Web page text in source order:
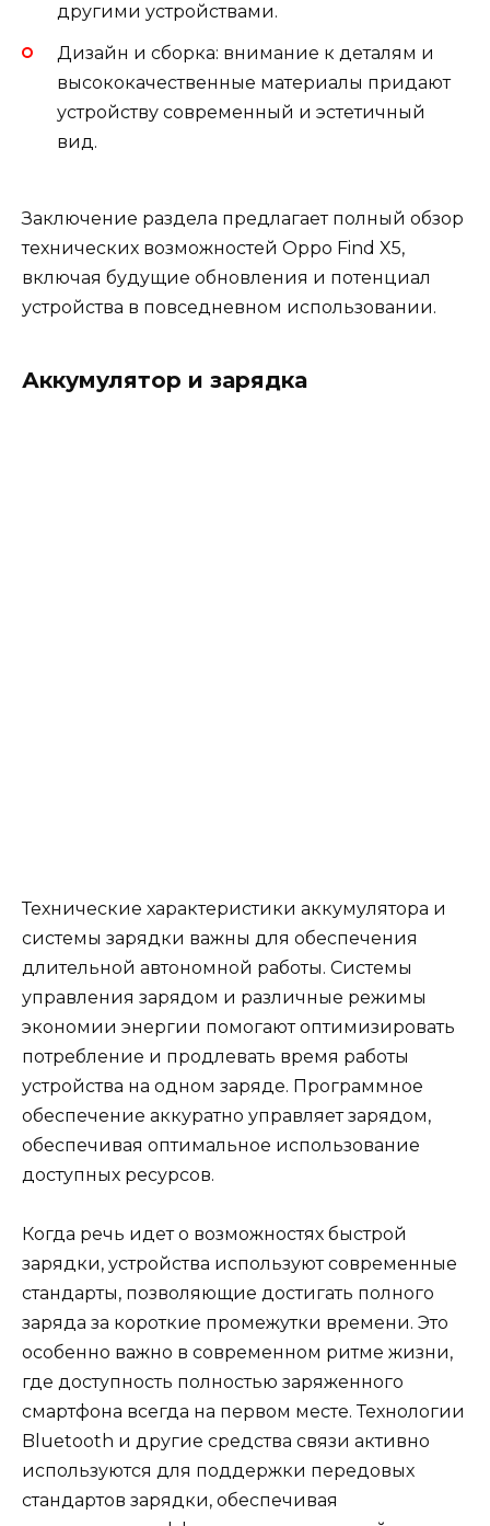
другими устройствами.
Дизайн и сборка: внимание к деталям и
высококачественные материалы придают
устройству современный и эстетичный
вид.
Заключение раздела предлагает полный обзор
технических возможностей Oppo Find X5,
включая будущие обновления и потенциал
устройства в повседневном использовании.
Аккумулятор и зарядка
Технические характеристики аккумулятора и
системы зарядки важны для обеспечения
длительной автономной работы. Системы
управления зарядом и различные режимы
экономии энергии помогают оптимизировать
потребление и продлевать время работы
устройства на одном заряде. Программное
обеспечение аккуратно управляет зарядом,
обеспечивая оптимальное использование
доступных ресурсов.
Когда речь идет о возможностях быстрой
зарядки, устройства используют современные
стандарты, позволяющие достигать полного
заряда за короткие промежутки времени. Это
особенно важно в современном ритме жизни,
где доступность полностью заряженного
смартфона всегда на первом месте. Технологии
Bluetooth и другие средства связи активно
используются для поддержки передовых
стандартов зарядки, обеспечивая